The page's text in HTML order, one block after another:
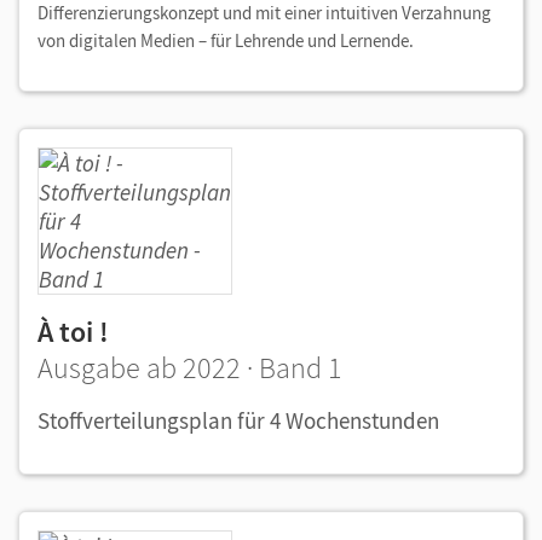
Differenzierungskonzept und mit einer intuitiven Verzahnung
von digitalen Medien – für Lehrende und Lernende.
À toi !
Ausgabe ab 2022 · Band 1
Stoffverteilungsplan für 4 Wochenstunden